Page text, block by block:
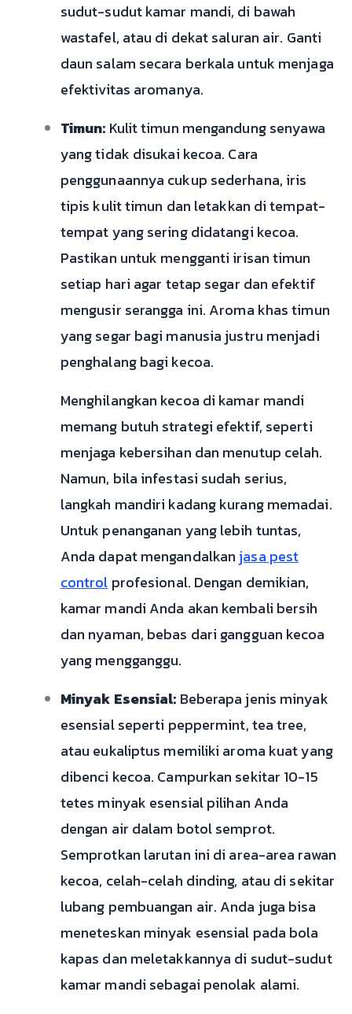
sudut-sudut kamar mandi, di bawah
wastafel, atau di dekat saluran air. Ganti
daun salam secara berkala untuk menjaga
efektivitas aromanya.
Timun: Kulit timun mengandung senyawa
yang tidak disukai kecoa. Cara
penggunaannya cukup sederhana, iris
tipis kulit timun dan letakkan di tempat-
tempat yang sering didatangi kecoa.
Pastikan untuk mengganti irisan timun
setiap hari agar tetap segar dan efektif
mengusir serangga ini. Aroma khas timun
yang segar bagi manusia justru menjadi
penghalang bagi kecoa.
Menghilangkan kecoa di kamar mandi
memang butuh strategi efektif, seperti
menjaga kebersihan dan menutup celah.
Namun, bila infestasi sudah serius,
langkah mandiri kadang kurang memadai.
Untuk penanganan yang lebih tuntas,
Anda dapat mengandalkan jasa pest
control profesional. Dengan demikian,
kamar mandi Anda akan kembali bersih
dan nyaman, bebas dari gangguan kecoa
yang mengganggu.
Minyak Esensial: Beberapa jenis minyak
esensial seperti peppermint, tea tree,
atau eukaliptus memiliki aroma kuat yang
dibenci kecoa. Campurkan sekitar 10-15
tetes minyak esensial pilihan Anda
dengan air dalam botol semprot.
Semprotkan larutan ini di area-area rawan
kecoa, celah-celah dinding, atau di sekitar
lubang pembuangan air. Anda juga bisa
meneteskan minyak esensial pada bola
kapas dan meletakkannya di sudut-sudut
kamar mandi sebagai penolak alami.